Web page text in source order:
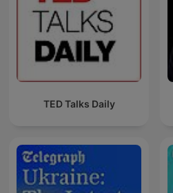
TED Talks Daily